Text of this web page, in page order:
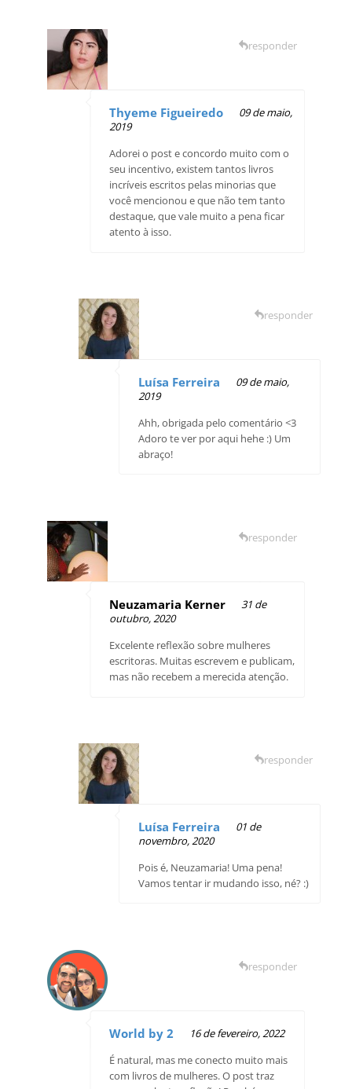
Thyeme Figueiredo
09 de maio,
2019
Adorei o post e concordo muito com o
seu incentivo, existem tantos livros
incríveis escritos pelas minorias que
você mencionou e que não tem tanto
destaque, que vale muito a pena ficar
atento à isso.
responder
Luísa Ferreira
09 de maio,
2019
Ahh, obrigada pelo comentário <3
Adoro te ver por aqui hehe :) Um
abraço!
responder
Neuzamaria Kerner
31 de
outubro, 2020
Excelente reflexão sobre mulheres
escritoras. Muitas escrevem e publicam,
mas não recebem a merecida atenção.
responder
Luísa Ferreira
01 de
novembro, 2020
Pois é, Neuzamaria! Uma pena!
Vamos tentar ir mudando isso, né? :)
responder
World by 2
16 de fevereiro, 2022
É natural, mas me conecto muito mais
com livros de mulheres. O post traz
responder